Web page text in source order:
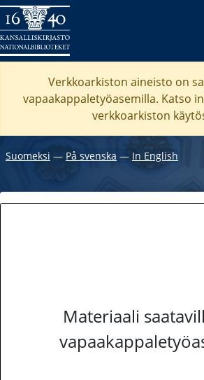
Verkkoarkiston aineisto on
vapaakappaletyöasemilla. Katso
verkkoarkiston
Suomeksi ― På svenska ― In English
Materiaali